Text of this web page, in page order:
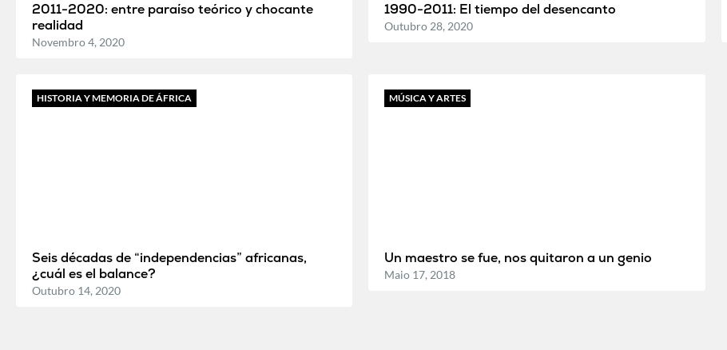
2011-2020: entre paraíso teórico y chocante
realidad
Novembro 4, 2020
1990-2011: El tiempo del desencanto
Outubro 28, 2020
HISTORIA Y MEMORIA DE ÁFRICA
Seis décadas de “independencias” africanas,
¿cuál es el balance?
Outubro 14, 2020
MÚSICA Y ARTES
Un maestro se fue, nos quitaron a un genio
Maio 17, 2018